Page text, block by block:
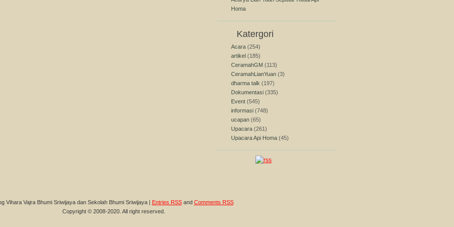
Homa
Katergori
Acara (254)
artikel (185)
CeramahGM (113)
CeramahLianYuan (3)
dharma talk (197)
Dokumentasi (335)
Event (545)
informasi (748)
ucapan (65)
Upacara (261)
Upacara Api Homa (45)
Vihara Vajra Bhumi Sriwijaya dan Sekolah Bhumi Sriwijaya | Entries RSSand Comments RSS
Copyright © 2008-2020. All right reserved.